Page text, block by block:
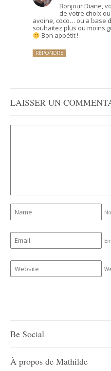
Bonjour Diane,
de votre choix
avoine, coco… ou a base
souhaitez plus ou moins
Bon appétit !
RÉPONDRE
LAISSER UN
Be Social
À propos de Mathilde